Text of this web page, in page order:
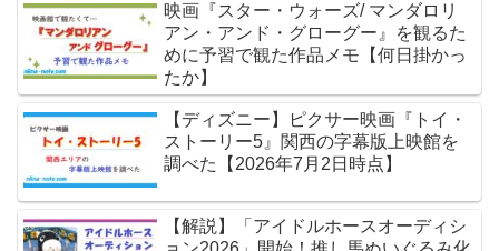
映画『スター・ウォーズ/ マンダロリ
アン・アンド・グローグー』を観るた
めに予習で観た作品メモ【何日掛かっ
たか】
【ディズニー】ピクサー映画『トイ・
ストーリー5』関西の字幕版上映館を
調べた【2026年7月2日時点】
【解説】「アイドルホースオーディシ